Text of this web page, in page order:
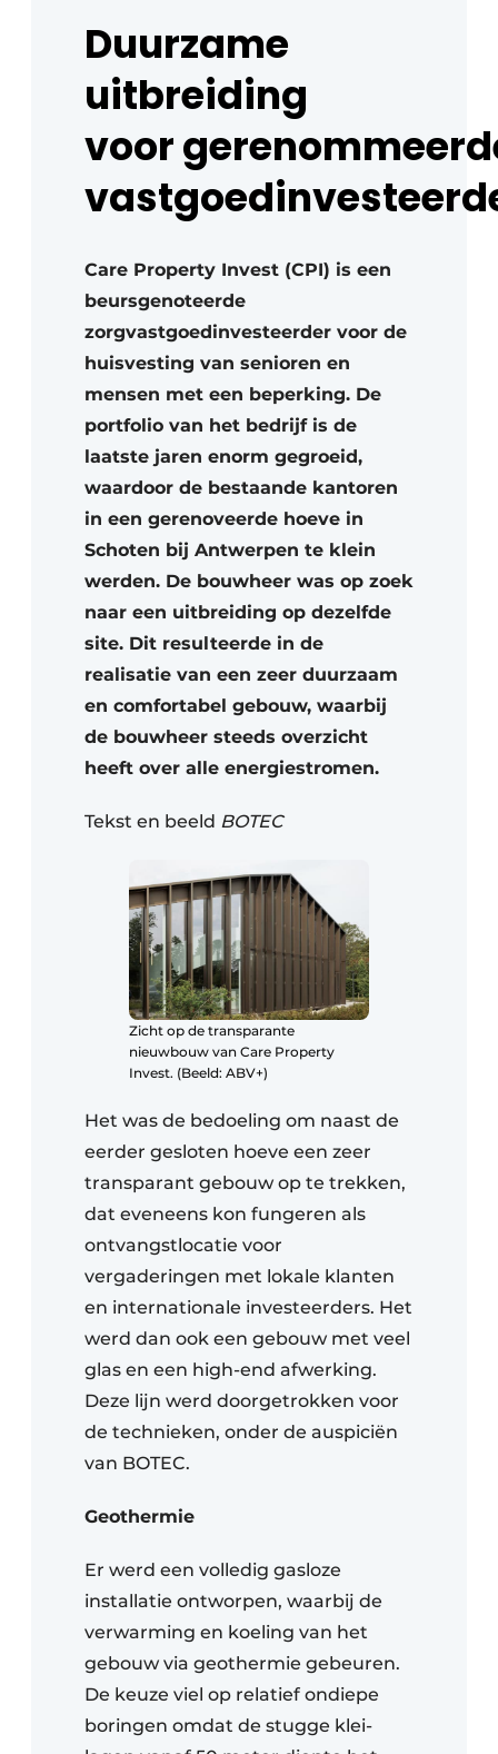
Duurzame
uitbreiding
voor
Care Property Invest (CPI) is een
beursgenoteerde
zorgvastgoedinvesteerder voor de
huisvesting van senioren en
mensen met een beperking. De
portfolio van het bedrijf is de
laatste jaren enorm gegroeid,
waardoor de bestaande kantoren
in een gerenoveerde hoeve in
Schoten bij Antwerpen te klein
werden. De bouwheer was op zoek
naar een uitbreiding op dezelfde
site. Dit resulteerde in de
realisatie van een zeer duurzaam
en comfortabel gebouw, waarbij
de bouwheer steeds overzicht
heeft over alle energiestromen.
Tekst en beeld BOTEC
Zicht op de transparante
nieuwbouw van Care Property
Invest. (Beeld: ABV+)
Het was de bedoeling om naast de
eerder gesloten hoeve een zeer
transparant gebouw op te trekken,
dat eveneens kon fungeren als
ontvangstlocatie voor
vergaderingen met lokale klanten
en internationale investeerders. Het
werd dan ook een gebouw met veel
glas en een high-end afwerking.
Deze lijn werd doorgetrokken voor
de technieken, onder de auspiciën
van BOTEC.
Geothermie
Er werd een volledig gasloze
installatie ontworpen, waarbij de
verwarming en koeling van het
gebouw via geothermie gebeuren.
De keuze viel op relatief ondiepe
boringen omdat de stugge klei-